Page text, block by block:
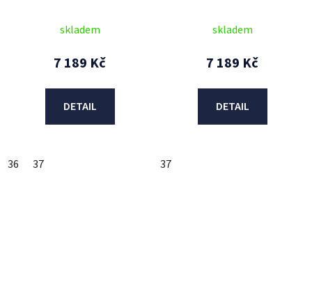
skladem
7 189 Kč
DETAIL
36 37
skladem
7 189 Kč
DETAIL
37